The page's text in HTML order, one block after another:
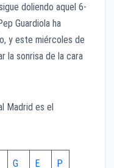
doliendo aquel 6-
Guardiola ha
y este miércoles de
la sonrisa de la cara
Madrid es el
G E P